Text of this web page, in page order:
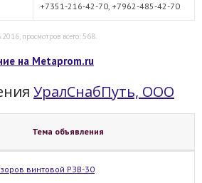
+7351-216-42-70, +7962-485-42-70
просмотров всего: 568.
на Metaprom.ru
УралСнабПуть, ООО
Тема объявления
винтовой РЗВ-30